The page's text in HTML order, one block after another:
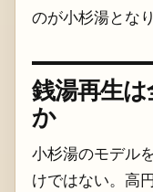
のが小杉湯となり
銭湯再生
か
小杉湯のモデル
けではない。高